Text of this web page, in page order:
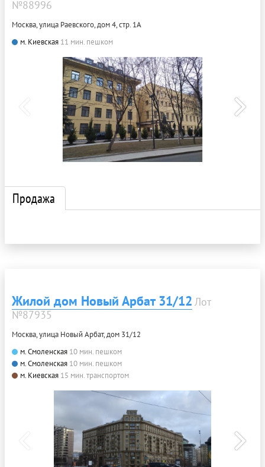
№88996
Москва, улица Раевского, дом 4, стр. 1А
м. Киевская 11 мин. пешком
Продажа
Жилой дом Новый Арбат 31/12 Лот
№87935
Москва, улица Новый Арбат, дом 31/12
м. Смоленская 10 мин. пешком
м. Смоленская 10 мин. пешком
м. Киевская 15 мин. транспортом